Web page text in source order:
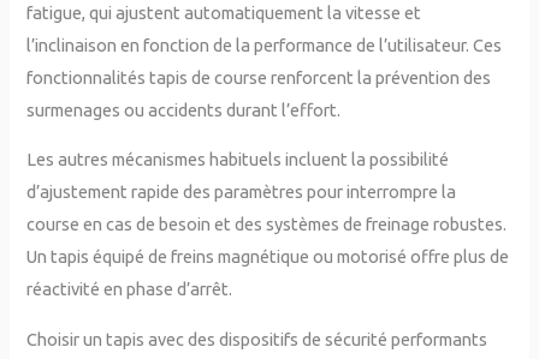
fatigue, qui ajustent automatiquement la vitesse et
l’inclinaison en fonction de la performance de l’utilisateur. Ces
fonctionnalités tapis de course renforcent la prévention des
surmenages ou accidents durant l’effort.
Les autres mécanismes habituels incluent la possibilité
d’ajustement rapide des paramètres pour interrompre la
course en cas de besoin et des systèmes de freinage robustes.
Un tapis équipé de freins magnétique ou motorisé offre plus de
réactivité en phase d’arrêt.
Choisir un tapis avec des dispositifs de sécurité performants